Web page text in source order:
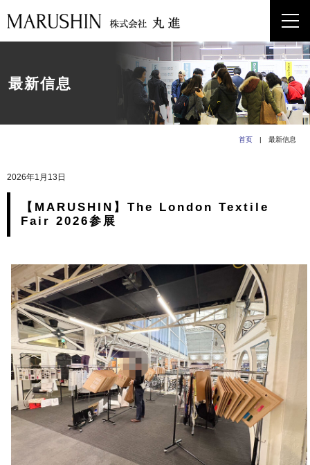
最新信息
首页 | 最新信息
2026年1月13日
【MARUSHIN】The London Textile
Fair 2026参展